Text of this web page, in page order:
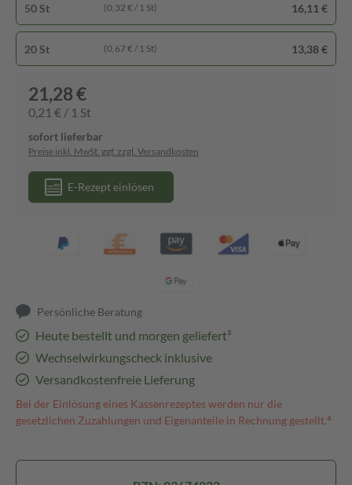
50 St (0,32 € / 1 St) 16,11 €
20 St (0,67 € / 1 St) 13,38 €
21,28 €
0,21 € / 1 St
sofort lieferbar
Preise inkl. MwSt. ggf. zzgl. Versandkosten
E-Rezept einlösen
Persönliche Beratung
Heute bestellt und morgen geliefert³
Wechselwirkungscheck inklusive
Versandkostenfreie Lieferung
Bei der Einlösung eines Kassenrezeptes werden nur die
gesetzlichen Zuzahlungen und Eigenanteile in Rechnung gestellt.⁴